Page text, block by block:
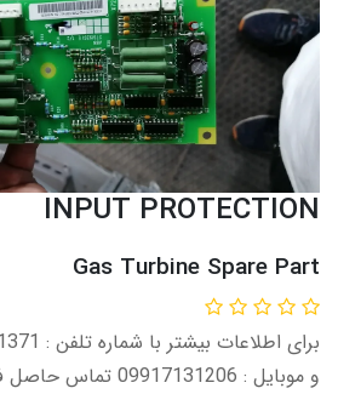
INPUT PROTECTION
Gas Turbine Spare Part
و موبایل : 09917131206 تماس حاصل فرمایید.